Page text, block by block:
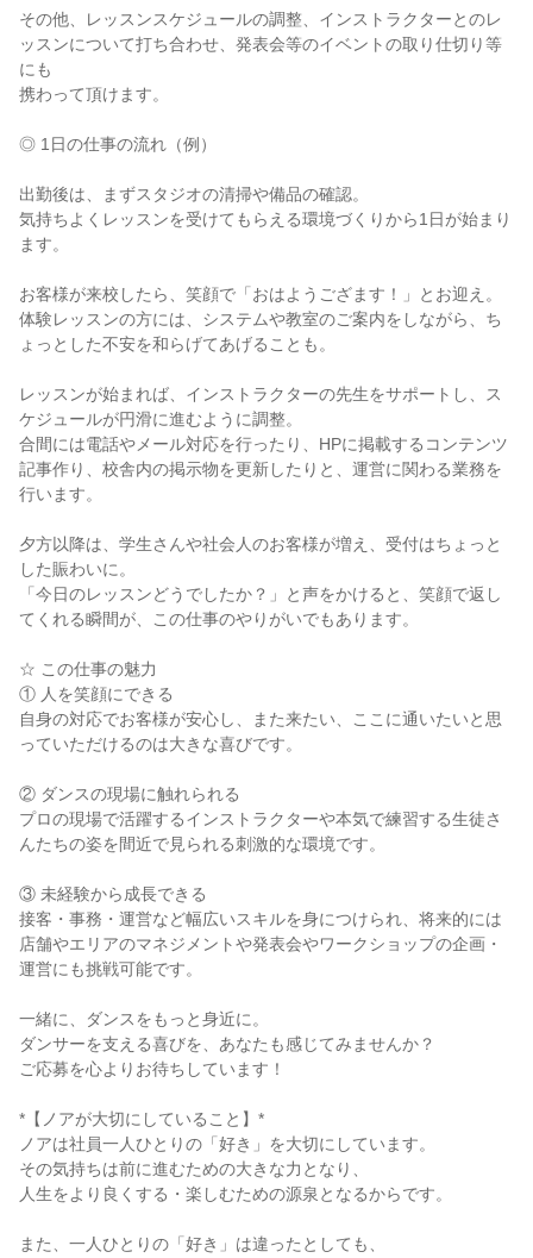
その他、レッスンスケジュールの調整、インストラクターとのレ
ッスンについて打ち合わせ、発表会等のイベントの取り仕切り等
にも
携わって頂けます。
◎ 1日の仕事の流れ（例）
出勤後は、まずスタジオの清掃や備品の確認。
気持ちよくレッスンを受けてもらえる環境づくりから1日が始まり
ます。
お客様が来校したら、笑顔で「おはようござます！」とお迎え。
体験レッスンの方には、システムや教室のご案内をしながら、ち
ょっとした不安を和らげてあげることも。
レッスンが始まれば、インストラクターの先生をサポートし、ス
ケジュールが円滑に進むように調整。
合間には電話やメール対応を行ったり、HPに掲載するコンテンツ
記事作り、校舎内の掲示物を更新したりと、運営に関わる業務を
行います。
夕方以降は、学生さんや社会人のお客様が増え、受付はちょっと
した賑わいに。
「今日のレッスンどうでしたか？」と声をかけると、笑顔で返し
てくれる瞬間が、この仕事のやりがいでもあります。
☆ この仕事の魅力
① 人を笑顔にできる
自身の対応でお客様が安心し、また来たい、ここに通いたいと思
っていただけるのは大きな喜びです。
② ダンスの現場に触れられる
プロの現場で活躍するインストラクターや本気で練習する生徒さ
んたちの姿を間近で見られる刺激的な環境です。
③ 未経験から成長できる
接客・事務・運営など幅広いスキルを身につけられ、将来的には
店舗やエリアのマネジメントや発表会やワークショップの企画・
運営にも挑戦可能です。
一緒に、ダンスをもっと身近に。
ダンサーを支える喜びを、あなたも感じてみませんか？
ご応募を心よりお待ちしています！
*【ノアが大切にしていること】*
ノアは社員一人ひとりの「好き」を大切にしています。
その気持ちは前に進むための大きな力となり、
人生をより良くする・楽しむための源泉となるからです。
また、一人ひとりの「好き」は違ったとしても、